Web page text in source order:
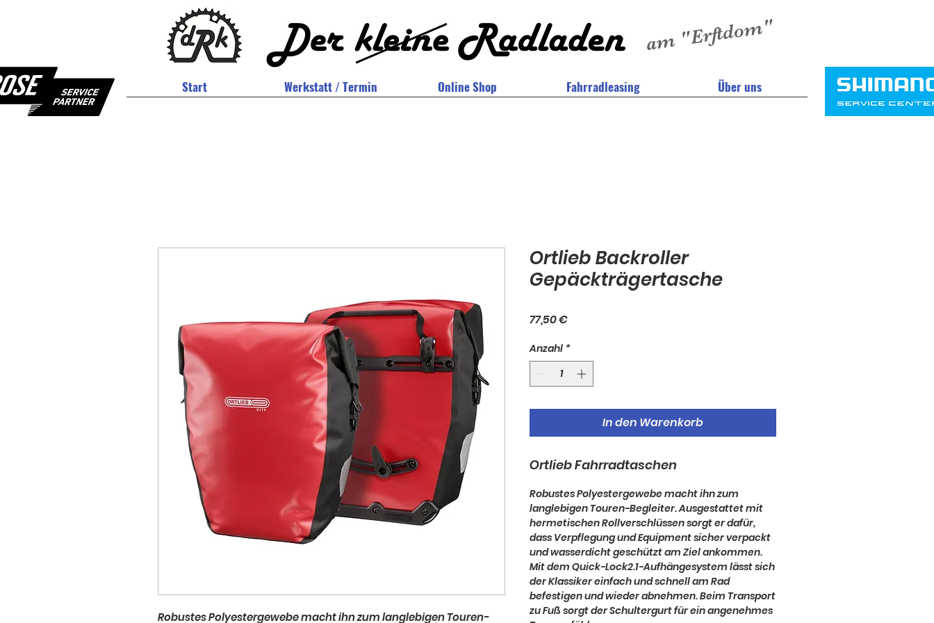
am "Erftdom"
Start Werkstatt / Termin Online Shop Fahrradleasing Über uns
Robustes Polyestergewebe macht ihn zum langlebigen Touren-
Ortlieb Backroller
Gepäckträgertasche
77,50 €Preis
Anzahl *
In den Warenkorb
Ortlieb Fahrradtaschen
Robustes Polyestergewebe macht ihn zum
langlebigen Touren-Begleiter. Ausgestattet mit
hermetischen Rollverschlüssen sorgt er dafür,
dass Verpflegung und Equipment sicher verpackt
und wasserdicht geschützt am Ziel ankommen.
Mit dem Quick-Lock2.1-Aufhängesystem lässt sich
der Klassiker einfach und schnell am Rad
befestigen und wieder abnehmen. Beim Transport
zu Fuß sorgt der Schultergurt für ein angenehmes